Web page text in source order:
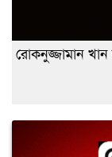
রোকনুজ্জামান খান